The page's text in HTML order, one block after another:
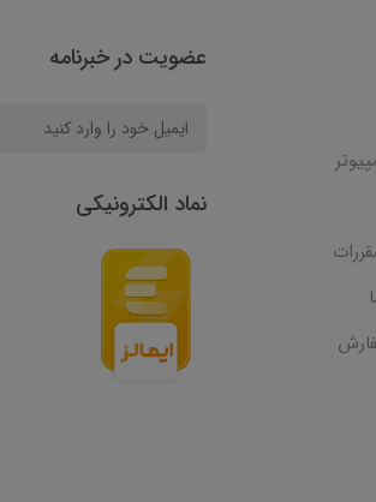
عضویت در خبرنامه
نماد الکترونیکی